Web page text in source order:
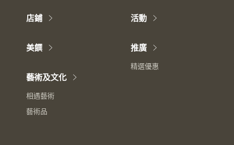
店鋪
美饌
藝術及文化
相遇藝術
藝術品
活動
推廣
精選優惠